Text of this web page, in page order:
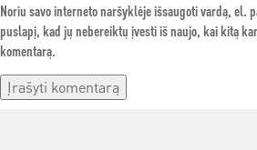
Noriu savo interneto naršyklėje išsaugoti vardą, el.
puslapį, kad jų nebereiktų įvesti iš naujo, kai kitą
komentarą.